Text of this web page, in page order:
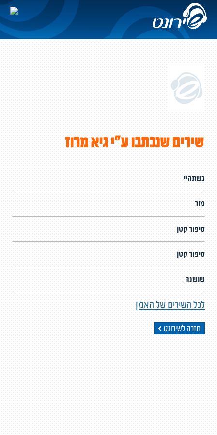
שירים שנכתבו ע"י גיא מרוז
כשתהיי
מור
סיפור קטן
סיפור קטן
שושנה
לכל השירים של האמן